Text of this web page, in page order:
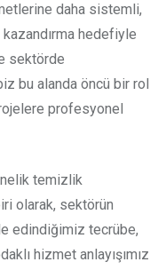
daha sistemli,
hedefiyle
sektörde
bu alanda öncü bir rol
profesyonel
temizlik
olarak, sektörün
edindiğimiz tecrübe,
hizmet anlayışımız